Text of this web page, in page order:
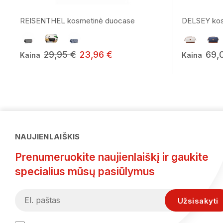
REISENTHEL kosmetinė duocase
Kaina 29,95 € 23,96 €
DELSEY
Kaina
NAUJIENLAIŠKIS
Prenumeruokite naujienlaiškį ir gaukite
specialius mūsų pasiūlymus